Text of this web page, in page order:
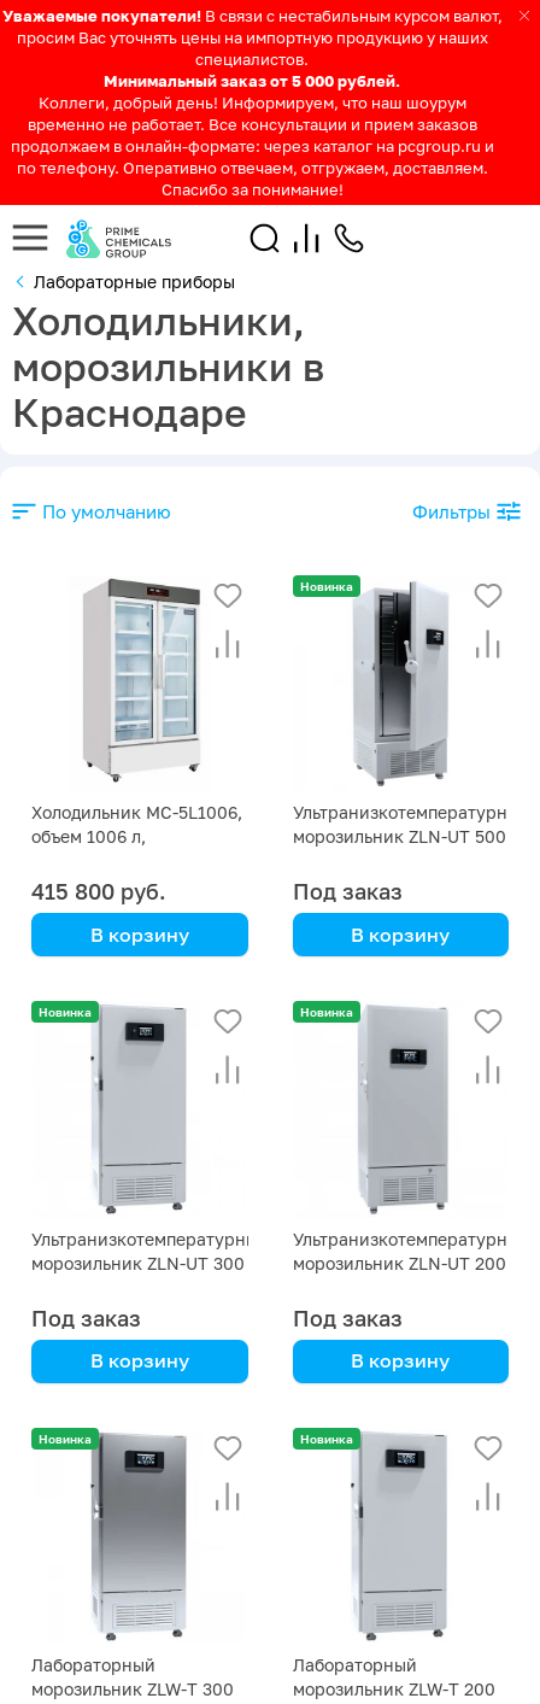
Уважаемые покупатели! В связи с нестабильным курсом валют,
просим Вас уточнять цены на импортную продукцию у наших
специалистов.
Минимальный заказ от 5 000 рублей.
Коллеги, добрый день! Информируем, что наш шоурум
временно не работает. Все консультации и прием заказов
продолжаем в онлайн-формате: через каталог на pcgroup.ru и
по телефону. Оперативно отвечаем, отгружаем, доставляем.
Спасибо за понимание!
Лабораторные приборы
Холодильники,
морозильники в
Краснодаре
По умолчанию Фильтры
Холодильник MC-5L1006,
объем 1006 л,
+2 - +8°С, c индикацией
влажности Midea
415 800 руб.
В корзину
Новинка
Ультранизкотемпературный
морозильник ZLN-UT 500
Под заказ
В корзину
контейнеры с
Новинка
Ультранизкотемпературный
морозильник ZLN-UT 300
Под заказ
В корзину
контейнеры с
пробирками
Новинка
Ультранизкотемпературный
морозильник ZLN-UT 200
Под заказ
В корзину
контейнеры с
пробирками
Новинка
Лабораторный
морозильник ZLW-T 300
Новинка
Лабораторный
морозильник ZLW-T 200